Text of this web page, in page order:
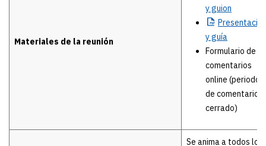
Materiales de la reunión
y guion
Presentación
y guía
Formulario de
comentarios
online (periodo
de comentarios
cerrado)
Se anima a todos los